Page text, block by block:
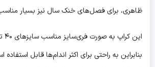
ظاهری، برای فصل‌های خنک سال نیز بسیار
بنابراین به راحتی برای اکثر اندام‌ها قابل استفاده